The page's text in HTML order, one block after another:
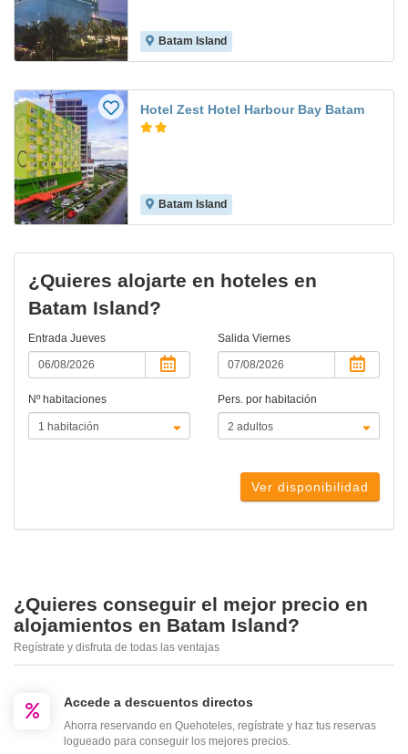
Batam Island
Hotel Zest Hotel Harbour Bay Batam
Batam Island
¿Quieres alojarte en hoteles en
Batam Island?
Entrada Jueves Salida Viernes
Nº habitaciones Pers. por habitación
Ver disponibilidad
¿Quieres conseguir el mejor precio en
alojamientos en Batam Island?
Regístrate y disfruta de todas las ventajas
Accede a descuentos directos
Ahorra reservando en Quehoteles, regístrate y haz tus reservas
logueado para conseguir los mejores precios.